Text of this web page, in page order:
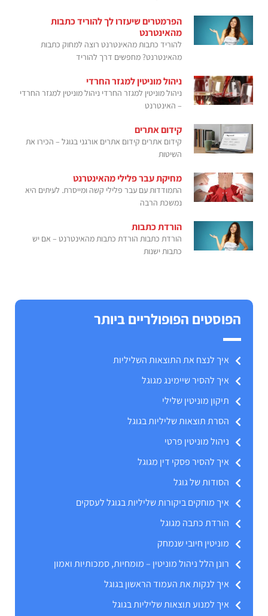
הפרמטרים שיעזרו לך להוריד כתבות
מהאינטרנט
להוריד כתבות מהאינטרנט רוצה למחוק כתבות
מהאינטרנט? מחפשים דרך להוריד
ניהול מוניטין למגזר החרדי
ניהול מוניטין למגזר החרדי ניהול מוניטין למגזר החרדי
– האינטרנט
קידום אתרים
קידום אתרים קידום אתרים אורגני בגוגל – הכירו את
השיטות
מחיקת עבר פלילי מהאינטרנט
התמודדות עם עבר פלילי קשה ומייסרת. לעיתים היא
נמשכת הרבה
הורדת כתבות
הורדת כתבות הורדת כתבות מהאינטרנט – אם יש
כתבות ישנות
הפוסטים הפופולריים ביותר
איך לנצח את התוצאות השליליות
איך להסיר שיימינג מגוגל
תיקון מוניטין שלילי
הסרת תוצאות שליליות בגוגל
ניהול מוניטין פרטי
איך להסיר פסקי דין מגוגל
הסודות של גוגל
איך מוחקים ביקורות שליליות בגוגל לעסקים
הורדת כתבה מגוגל
מוניטין חיובי שנמחק
רונן הלל ניהול מוניטין – מומחיות, סמכותיות ואמון
איך לנקות את העמוד הראשון בגוגל
איך למנוע תוצאות שליליות בגוגל